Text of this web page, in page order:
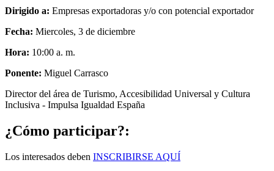
Dirigido a: Empresas exportadoras y/o con potencial exportador
Fecha: Miercoles, 3 de diciembre
Hora: 10:00 a. m.
Ponente: Miguel Carrasco
Director del área de Turismo, Accesibilidad Universal y Cultura
Inclusiva - Impulsa Igualdad España
¿Cómo participar?:
Los interesados deben INSCRIBIRSE AQUÍ